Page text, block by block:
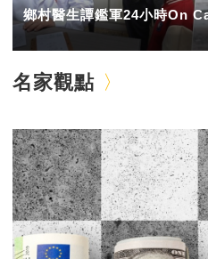
鄉村醫生譚鑑軍24小時On
名家觀點